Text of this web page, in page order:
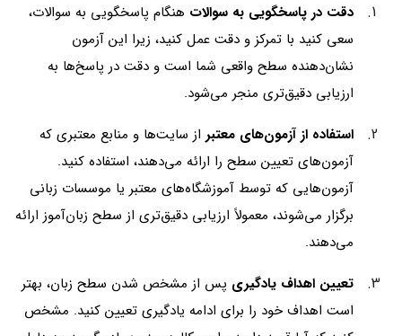
دقت در پاسخگویی به سوالات هنگام پاسخگویی به سوالات،
سعی کنید با تمرکز و دقت عمل کنید، زیرا این آزمون
نشان‌دهنده سطح واقعی شما است و دقت در پاسخ‌ها به
ارزیابی دقیق‌تری منجر می‌شود.
استفاده از آزمون‌های معتبر از سایت‌ها و منابع معتبری که
آزمون‌های تعیین سطح را ارائه می‌دهند، استفاده کنید.
آزمون‌هایی که توسط آموزشگاه‌های معتبر یا موسسات زبانی
برگزار می‌شوند، معمولاً ارزیابی دقیق‌تری از سطح زبان‌آموز ارائه
می‌دهند.
تعیین اهداف یادگیری پس از مشخص شدن سطح زبان، بهتر
است اهداف خود را برای ادامه یادگیری تعیین کنید. مشخص